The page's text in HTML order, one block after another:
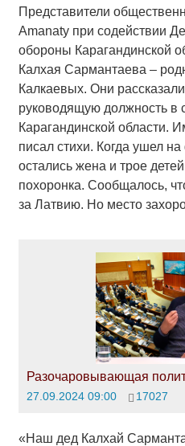
Представители
Amanaty при содействии
обороны Карагандинской
Калхая Сармантаева –
Калкаевых. Они
руководящую должность в
Карагандинской области.
писал стихи. Когда ушел
остались жена и трое
похоронка. Сообщалось,
за Латвию. Но место
Разочаровывающая
27.09.2024 09:00 17027
«Наш дед Калхай